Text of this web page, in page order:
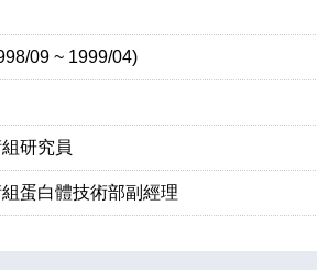
09 ~ 1999/04)
研究員
蛋白體技術部副經理